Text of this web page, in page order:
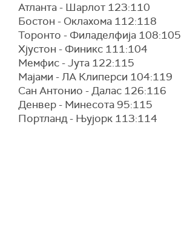
Атланта - Шарлот 123:110
Бостон - Оклахома 112:118
Торонто - Филаделфија 108:105
Хјустон - Финикс 111:104
Мемфис - Јута 122:115
Мајами - ЛА Клиперси 104:119
Сан Антонио - Далас 126:116
Денвер - Минесота 95:115
Портланд - Њујорк 113:114